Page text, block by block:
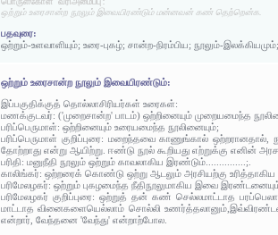
பொருள்கோள் வரிஅமைப்பு:
ஒற்றும் உரைசான்ற நூலும் இவையிரண்டும் மன்னவன் கண் தெற்றென்க.
பதவுரை:
ஒற்றும்-உளவாளியும்; உரை-புகழ்; சான்ற-நிரம்பிய; நூலும்-
ஒற்றும் உரைசான்ற நூலும் இவையிரண்டும்:
இப்பகுதிக்குத் தொல்லாசிரியர்கள் உரைகள்:
மணக்குடவர்: ('முறைசான்ற' பாடம்) ஒற்றினையும் முறையமைந்த
பரிப்பெருமாள்: ஒற்றினையும் உரையமைந்த நூலினையும்;
பரிப்பெருமாள் குறிப்புரை: மறைந்தவை காணுங்கால்
தோற்றாது என்று ஆயிற்று. ஈண்டு நூல் கூறியது எற்றுக்கு எனின்
பரிதி: மனுநீதி நூலும் ஒற்றும் காவலாகிய இரண்டும்...............;.
காலிங்கர்: ஒற்றரைக் கொண்டு ஒற்று ஆடலும் அரசியற்கு
பரிமேலழகர்: ஒற்றும் புகழமைந்த நீதிநூலுமாகிய இவை
பரிமேலழகர் குறிப்புரை: ஒற்றுத் தன் கண் செல்லமாட்டாத
மாட்டாத வினைகளையெல்லாம் சொல்லி
என்றார், வேந்தனை 'வேந்து' என்றாற்போல.